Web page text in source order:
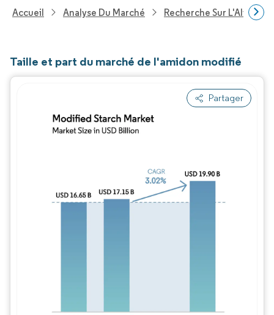
Accueil Analyse Du Marché Recherche Sur
Taille et part du marché de l'amidon modifié
Partager